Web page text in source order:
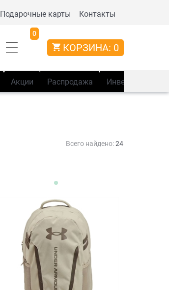
Подарочные карты Контакты
0
КОРЗИНА: 0
Акции Распродажа Инвентарь
Всего найдено:24